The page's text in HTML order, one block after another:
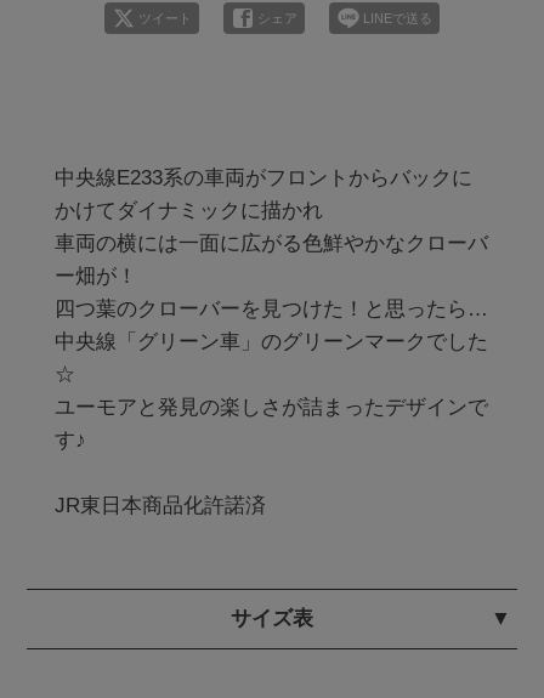
ツイート シェア LINEで送る
中央線E233系の車両がフロントからバックに
かけてダイナミックに描かれ
車両の横には一面に広がる色鮮やかなクローバ
ー畑が！
四つ葉のクローバーを見つけた！と思ったら…
中央線「グリーン車」のグリーンマークでした
☆
ユーモアと発見の楽しさが詰まったデザインで
す♪
サイズ表